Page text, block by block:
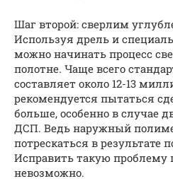
Шаг второй: сверлим
Используя дрель и
можно начинать процесс
полотне. Чаще всего
составляет около 12-13
рекомендуется пытаться
больше, особенно в случае
ДСП. Ведь наружный
потрескаться в результате
Исправить такую проблему
невозможно.